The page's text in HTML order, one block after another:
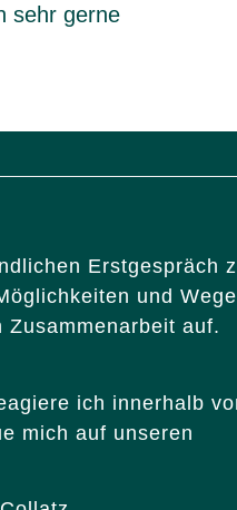
sehr gerne
Erstgespräch
und Wege
auf.
ich innerhalb
mich auf unseren